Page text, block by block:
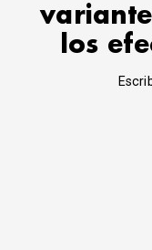
los